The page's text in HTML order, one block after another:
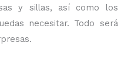
y sillas, así como los
necesitar. Todo será